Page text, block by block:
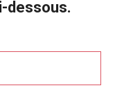
dessous.